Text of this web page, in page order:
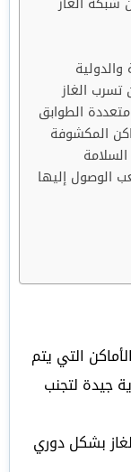
التي يتم
جيدة لتجنب
بشكل دوري